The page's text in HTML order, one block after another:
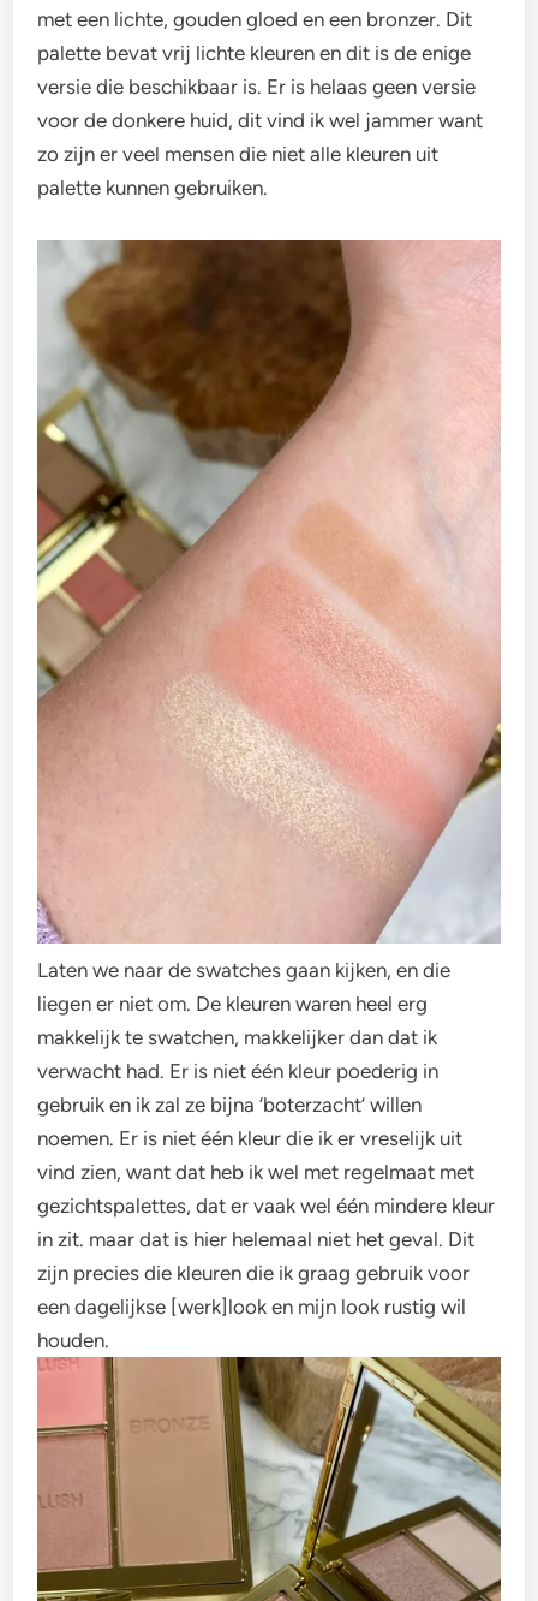
met een lichte, gouden gloed en een bronzer. Dit
palette bevat vrij lichte kleuren en dit is de enige
versie die beschikbaar is. Er is helaas geen versie
voor de donkere huid, dit vind ik wel jammer want
zo zijn er veel mensen die niet alle kleuren uit
palette kunnen gebruiken.
Laten we naar de swatches gaan kijken, en die
liegen er niet om. De kleuren waren heel erg
makkelijk te swatchen, makkelijker dan dat ik
verwacht had. Er is niet één kleur poederig in
gebruik en ik zal ze bijna ‘boterzacht’ willen
noemen. Er is niet één kleur die ik er vreselijk uit
vind zien, want dat heb ik wel met regelmaat met
gezichtspalettes, dat er vaak wel één mindere kleur
in zit. maar dat is hier helemaal niet het geval. Dit
zijn precies die kleuren die ik graag gebruik voor
een dagelijkse [werk]look en mijn look rustig wil
houden.